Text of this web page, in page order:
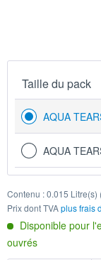
Taille du pack
AQUA
AQUA
Contenu :0.015 Litre(s)
Prix dont TVAplus frais
Disponible pour
ouvrés